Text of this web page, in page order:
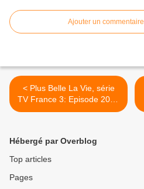
Ajouter un commentaire
< Plus Belle La Vie, série
TV France 3: Episode 2087
Mardi 23 octobre 2012
Hébergé par Overblog
Top articles
Pages